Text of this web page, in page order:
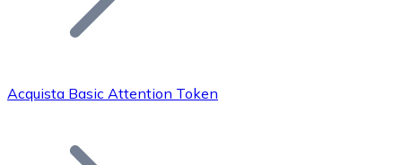
Bitcoin
Acquista Basic Attention Token